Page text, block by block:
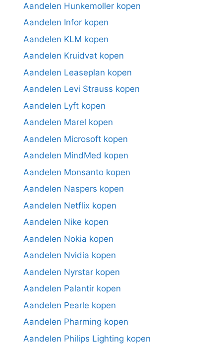
Aandelen Hunkemoller kopen
Aandelen Infor kopen
Aandelen KLM kopen
Aandelen Kruidvat kopen
Aandelen Leaseplan kopen
Aandelen Levi Strauss kopen
Aandelen Lyft kopen
Aandelen Marel kopen
Aandelen Microsoft kopen
Aandelen MindMed kopen
Aandelen Monsanto kopen
Aandelen Naspers kopen
Aandelen Netflix kopen
Aandelen Nike kopen
Aandelen Nokia kopen
Aandelen Nvidia kopen
Aandelen Nyrstar kopen
Aandelen Palantir kopen
Aandelen Pearle kopen
Aandelen Pharming kopen
Aandelen Philips Lighting kopen